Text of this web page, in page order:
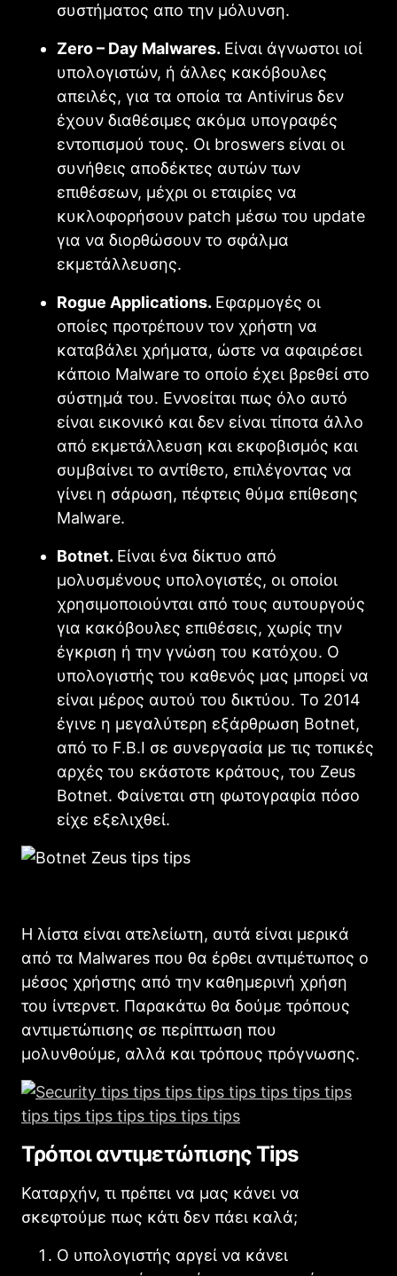
συστήματος απο την μόλυνση.
Zero – Day Malwares. Είναι άγνωστοι ιοί
υπολογιστών, ή άλλες κακόβουλες
απειλές, για τα οποία τα Antivirus δεν
έχουν διαθέσιμες ακόμα υπογραφές
εντοπισμού τους. Οι broswers είναι οι
συνήθεις αποδέκτες αυτών των
επιθέσεων, μέχρι οι εταιρίες να
κυκλοφορήσουν patch μέσω του update
για να διορθώσουν το σφάλμα
εκμετάλλευσης.
Rogue Applications. Εφαρμογές οι
οποίες προτρέπουν τον χρήστη να
καταβάλει χρήματα, ώστε να αφαιρέσει
κάποιο Malware το οποίο έχει βρεθεί στο
σύστημά του. Εννοείται πως όλο αυτό
είναι εικονικό και δεν είναι τίποτα άλλο
από εκμετάλλευση και εκφοβισμός και
συμβαίνει το αντίθετο, επιλέγοντας να
γίνει η σάρωση, πέφτεις θύμα επίθεσης
Malware.
Botnet. Είναι ένα δίκτυο από
μολυσμένους υπολογιστές, οι οποίοι
χρησιμοποιούνται από τους αυτουργούς
για κακόβουλες επιθέσεις, χωρίς την
έγκριση ή την γνώση του κατόχου. Ο
υπολογιστής του καθενός μας μπορεί να
είναι μέρος αυτού του δικτύου. Το 2014
έγινε η μεγαλύτερη εξάρθρωση Botnet,
από το F.B.I σε συνεργασία με τις τοπικές
αρχές του εκάστοτε κράτους, του Zeus
Botnet. Φαίνεται στη φωτογραφία πόσο
είχε εξελιχθεί.
Η λίστα είναι ατελείωτη, αυτά είναι μερικά
από τα Malwares που θα έρθει αντιμέτωπος ο
μέσος χρήστης από την καθημερινή χρήση
του ίντερνετ. Παρακάτω θα δούμε τρόπους
αντιμετώπισης σε περίπτωση που
μολυνθούμε, αλλά και τρόπους πρόγνωσης.
Τρόποι αντιμετώπισης Tips
Καταρχήν, τι πρέπει να μας κάνει να
σκεφτούμε πως κάτι δεν πάει καλά;
Ο υπολογιστής αργεί να κάνει